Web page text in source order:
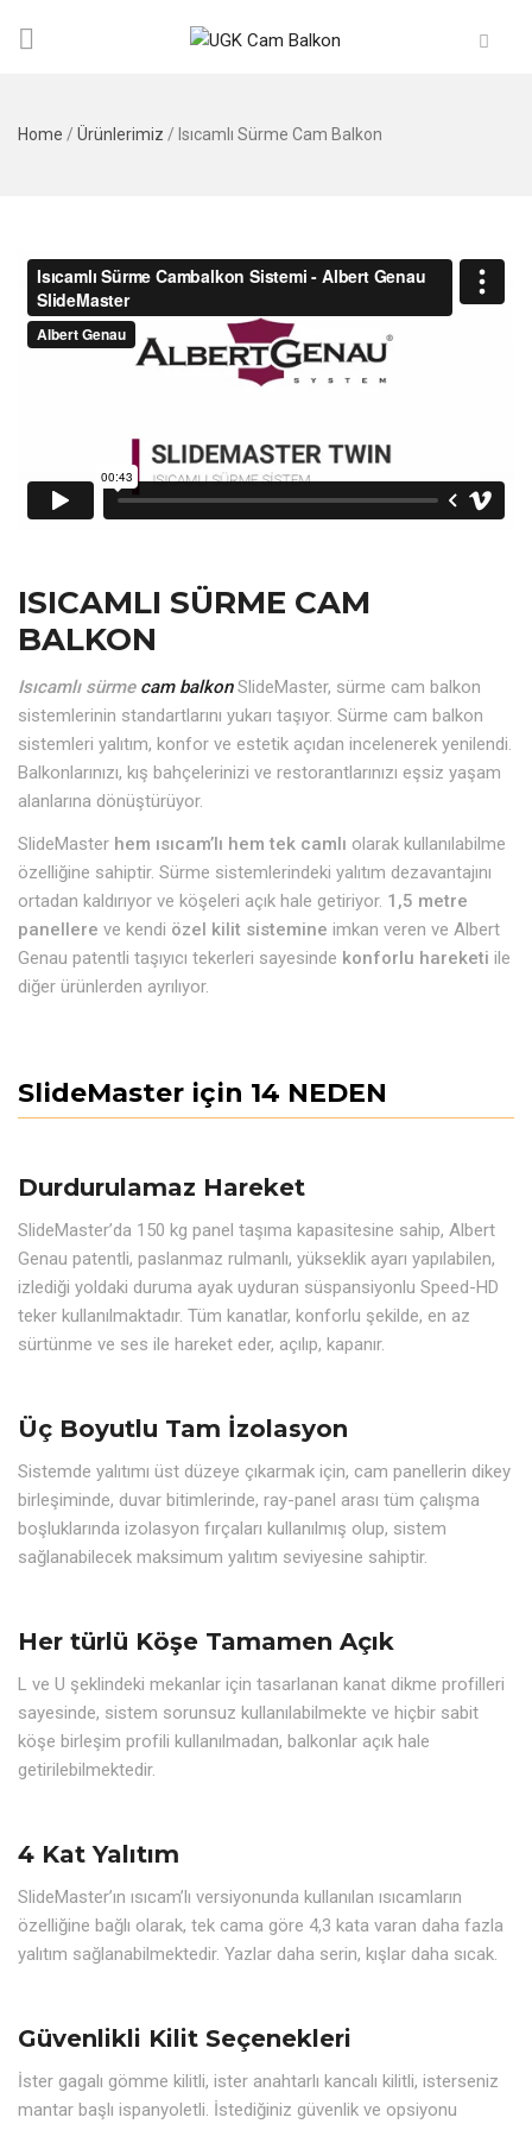
Home / Ürünlerimiz / Isıcamlı Sürme Cam Balkon
ISICAMLI SÜRME CAM
BALKON
Isıcamlı sürme cam balkonSlideMaster, sürme cam balkon
sistemlerinin standartlarını yukarı taşıyor. Sürme cam balkon
sistemleri yalıtım, konfor ve estetik açıdan incelenerek yenilendi.
Balkonlarınızı, kış bahçelerinizi ve restorantlarınızı eşsiz yaşam
alanlarına dönüştürüyor.
SlideMaster hem ısıcam’lı hem tek camlı olarak kullanılabilme
özelliğine sahiptir. Sürme sistemlerindeki yalıtım dezavantajını
ortadan kaldırıyor ve köşeleri açık hale getiriyor. 1,5 metre
panellere ve kendi özel kilit sistemine imkan veren ve Albert
Genau patentli taşıyıcı tekerleri sayesinde konforlu hareketi ile
diğer ürünlerden ayrılıyor.
SlideMaster için 14 NEDEN
Durdurulamaz Hareket
SlideMaster’da 150 kg panel taşıma kapasitesine sahip, Albert
Genau patentli, paslanmaz rulmanlı, yükseklik ayarı yapılabilen,
izlediği yoldaki duruma ayak uyduran süspansiyonlu Speed-HD
teker kullanılmaktadır. Tüm kanatlar, konforlu şekilde, en az
sürtünme ve ses ile hareket eder, açılıp, kapanır.
Üç Boyutlu Tam İzolasyon
Sistemde yalıtımı üst düzeye çıkarmak için, cam panellerin dikey
birleşiminde, duvar bitimlerinde, ray-panel arası tüm çalışma
boşluklarında izolasyon fırçaları kullanılmış olup, sistem
sağlanabilecek maksimum yalıtım seviyesine sahiptir.
Her türlü Köşe Tamamen Açık
L ve U şeklindeki mekanlar için tasarlanan kanat dikme profilleri
sayesinde, sistem sorunsuz kullanılabilmekte ve hiçbir sabit
köşe birleşim profili kullanılmadan, balkonlar açık hale
getirilebilmektedir.
4 Kat Yalıtım
SlideMaster’ın ısıcam’lı versiyonunda kullanılan ısıcamların
özelliğine bağlı olarak, tek cama göre 4,3 kata varan daha fazla
yalıtım sağlanabilmektedir. Yazlar daha serin, kışlar daha sıcak.
Güvenlikli Kilit Seçenekleri
İster gagalı gömme kilitli, ister anahtarlı kancalı kilitli, isterseniz
mantar başlı ispanyoletli. İstediğiniz güvenlik ve opsiyonu